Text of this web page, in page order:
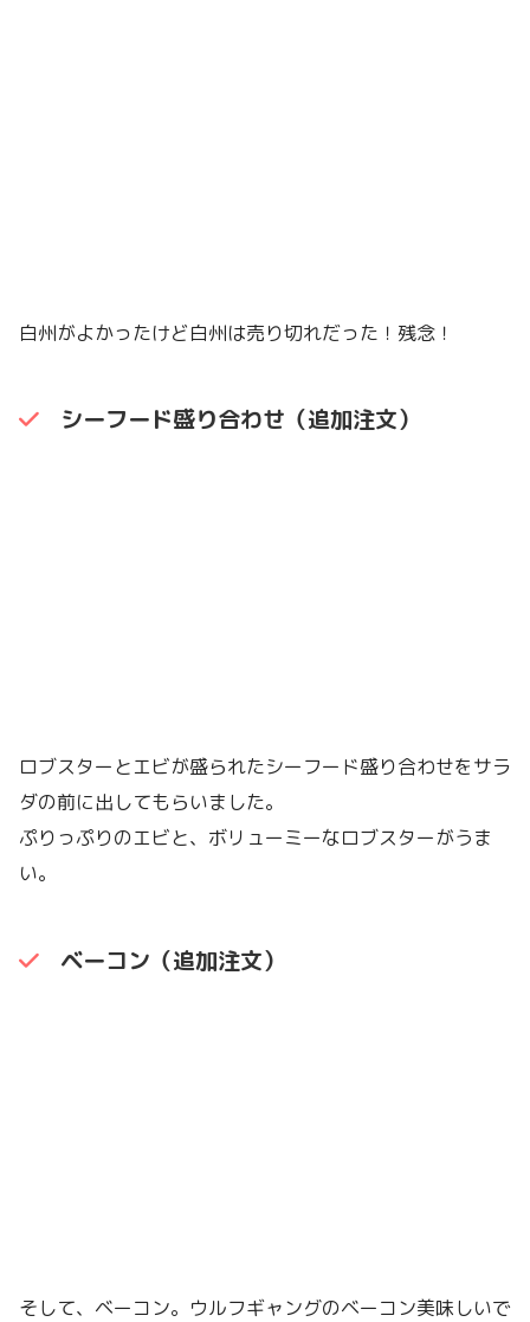
白州がよかったけど白州は売り切れだった！残念！
シーフード盛り合わせ（追加注文）
ロブスターとエビが盛られたシーフード盛り合わせをサラ
ダの前に出してもらいました。
ぷりっぷりのエビと、ボリューミーなロブスターがうま
い。
ベーコン（追加注文）
そして、ベーコン。ウルフギャングのベーコン美味しいで